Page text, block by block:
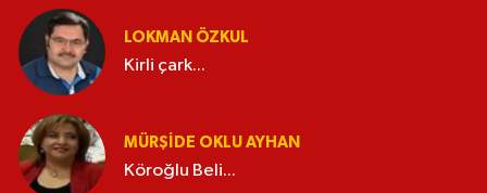
LOKMAN ÖZKUL
Kirli çark...
MÜRŞIDE OKLU AYHAN
Köroğlu Beli...